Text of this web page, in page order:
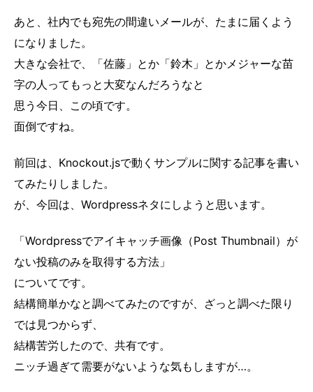
あと、社内でも宛先の間違いメールが、たまに届くよう
になりました。
大きな会社で、「佐藤」とか「鈴木」とかメジャーな苗
字の人ってもっと大変なんだろうなと
思う今日、この頃です。
面倒ですね。
前回は、Knockout.jsで動くサンプルに関する記事を書い
てみたりしました。
が、今回は、Wordpressネタにしようと思います。
「Wordpressでアイキャッチ画像（Post Thumbnail）が
ない投稿のみを取得する方法」
についてです。
結構簡単かなと調べてみたのですが、ざっと調べた限り
では見つからず、
結構苦労したので、共有です。
ニッチ過ぎて需要がないような気もしますが…。